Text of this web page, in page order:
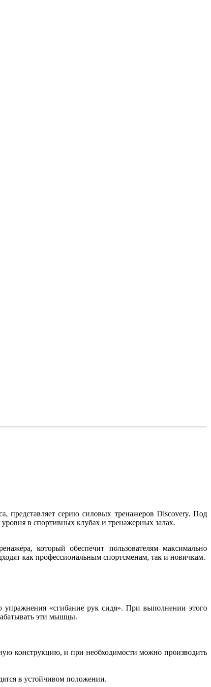
представляет серию силовых тренажеров Discovery. Под
в спортивных клубах и тренажерных залах.
который обеспечит пользователям максимально
как профессиональным спортсменам, так и новичкам.
упражнения «сгибание рук сидя». При выполнении этого
эти мышцы.
конструкцию, и при необходимости можно производить
в устойчивом положении.